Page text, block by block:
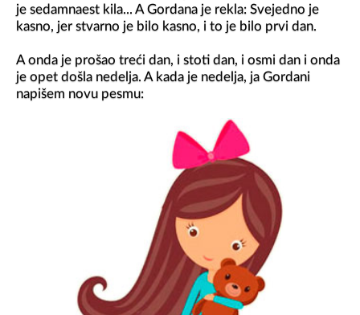
je sedamnaest kila... A Gordana je rekla: Svejedno je
kasno, jer stvarno je bilo kasno, i to je bilo prvi dan.
A onda je prošao treći dan, i stoti dan, i osmi dan i onda
je opet došla nedelja. A kada je nedelja, ja Gordani